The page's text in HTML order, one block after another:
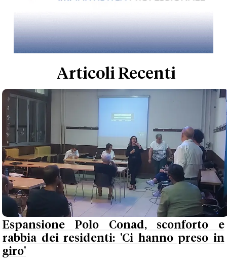
Articoli Recenti
Espansione Polo Conad, sconforto e
rabbia dei residenti: 'Ci hanno preso in
giro'